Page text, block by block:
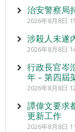
治安警察局
2026年8月8日
涉殺人未遂
2026年8月8日
行政長官岑
年 – 第四屆
2026年8月8日
譚偉文要求
更新工作
2026年8月8日